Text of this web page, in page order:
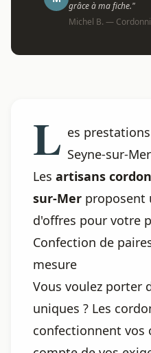
grâce à ma fiche."
Michel B. —
L es
Seyne-sur-Mer
Les artisans
sur-Mer proposent
d'offres pour votre
Confection de
mesure
Vous voulez porter
uniques ? Les
confectionnent vos